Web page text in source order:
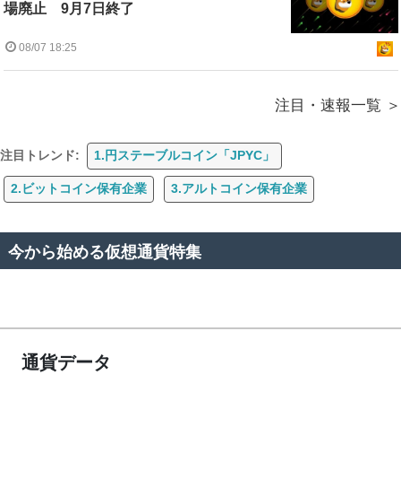
場廃止 9月7日終了
08/07 18:25
注目・速報一覧
注目トレンド: 1.円ステーブルコイン「JPYC」
2.ビットコイン保有企業 3.アルトコイン保有企業
今から始める仮想通貨特集
通貨データ